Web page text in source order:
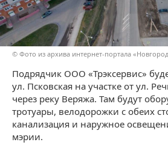
© Фото из архива интернет-портала
Подрядчик ООО «Трэксервис»
ул. Псковская на участке от ул.
через реку Веряжа. Там будут
тротуары, велодорожки с обеих
канализация и наружное
мэрии.